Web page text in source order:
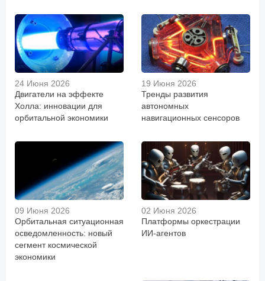
24 Июня 2026
Двигатели на эффекте
Холла: инновации для
орбитальной экономики
19 Июня 2026
Тренды развития
автономных
навигационных сенсоров
09 Июня 2026
Орбитальная ситуационная
осведомленность: новый
сегмент космической
экономики
02 Июня 2026
Платформы оркестрации
ИИ-агентов